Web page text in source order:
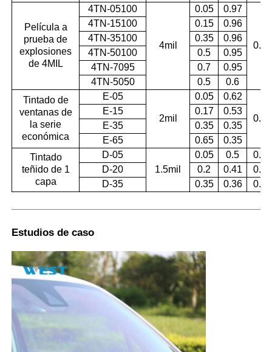
Película a
prueba de
explosiones
de 4MIL
4TN-05100
4mil
0.05 0.97
0.99
4TN-15100 0.15
0.96
4TN-35100
0.35
0.96
4TN-50100
0.5
0.95
4TN-7095
0.7
0.95
4TN-5050
0.5
0.6
Tintado de
ventanas de
la serie
económica
E-05
2mil
0.05 0.62
0.99
E-15 0.17
0.53
E-35
0.35
0.35
E-65
0.65
0.35
Tintado
teñido de 1
capa
D-05
1.5mil
0.05 0.5
0.99
D-20
0.2 0.41
0.96
D-35
0.35 0.36 0.92
Estudios de caso